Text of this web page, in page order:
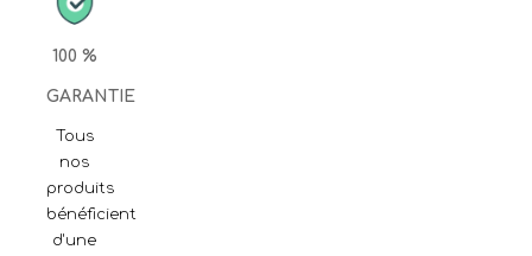
100 %
GARANTIE
Tous
nos
produits
bénéficient
d'une